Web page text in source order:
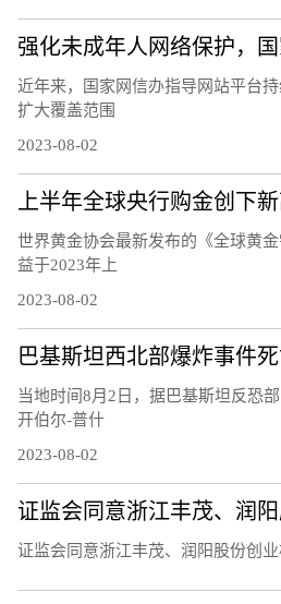
近年来，国家网信办指导网站平台持
扩大覆盖范围
2023-08-02
世界黄金协会最新发布的《全球黄
益于2023年上
2023-08-02
巴基斯坦西北部爆炸事件
当地时间8月2日，据巴基斯坦反恐
开伯尔-普什
2023-08-02
证监会同意浙江丰茂、润
证监会同意浙江丰茂、润阳股份创